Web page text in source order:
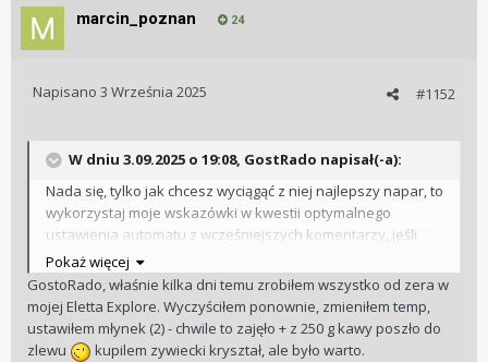
marcin_poznan 24
#1152
Napisano 3 Września 2025
W dniu 3.09.2025 o 19:08, GostRado napisał(-a):
Nada się, tylko jak chcesz wyciągąć z niej najlepszy napar, to
wykorzystaj moje wskazówki w kwestii optymalnego
ustawienia automatu z wcześniejszych komentarzy, jeśli
potrzebujesz.
Pokaż więcej
GostoRado, właśnie kilka dni temu zrobiłem wszystko od zera w
mojej Eletta Explore. Wyczyściłem ponownie, zmieniłem temp,
ustawiłem młynek (2) - chwile to zajęło + z 250 g kawy poszło do
zlewu
kupilem zywiecki kryształ, ale było warto.